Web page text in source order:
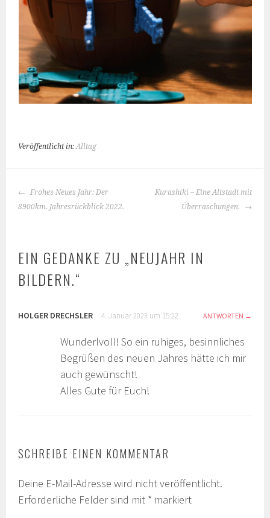
Veröffentlicht in:Alltag
BEITRAGS-
NAVIGATION
Frohes Neues Jahr: Der
8900km. Jahresrückblick 2022.
Kurashiki – Eine Altstadt mit
Überraschungen.
EIN GEDANKE ZU „NEUJAHR IN
BILDERN.“
HOLGER DRECHSLER 4. Januar 2023 um 15:22 ANTWORTEN
Wunderlvoll! So ein ruhiges, besinnliches
Begrüßen des neuen Jahres hätte ich mir
auch gewünscht!
Alles Gute für Euch!
SCHREIBE EINEN KOMMENTAR
Deine E-Mail-Adresse wird nicht veröffentlicht.
Erforderliche Felder sind mit * markiert